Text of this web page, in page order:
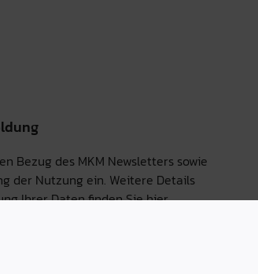
Bezug des MKM Newsletters sowie
der Nutzung ein. Weitere Details
Ihrer Daten finden Siehier.